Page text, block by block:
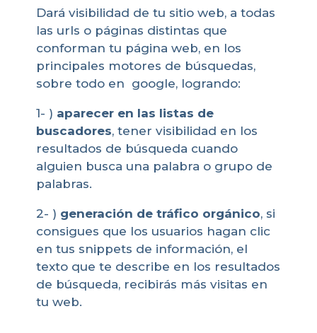
Dará visibilidad de tu sitio web, a todas
las urls o páginas distintas que
conforman tu página web, en los
principales motores de búsquedas,
sobre todo en google, logrando:
1- ) aparecer en las listas de
buscadores, tener visibilidad en los
resultados de búsqueda cuando
alguien busca una palabra o grupo de
palabras.
2- ) generación de tráfico orgánico, si
consigues que los usuarios hagan clic
en tus snippets de información, el
texto que te describe en los resultados
de búsqueda, recibirás más visitas en
tu web.